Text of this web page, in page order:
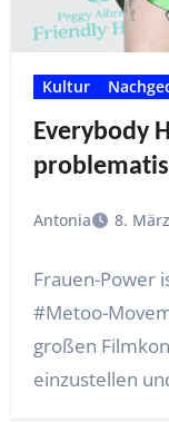
Kultur
Everybody
Antonia 8.
Frauen-Power
#Metoo-
großen
einzustellen